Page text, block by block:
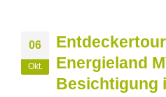
06
Okt.
Energieland
Besichtigung